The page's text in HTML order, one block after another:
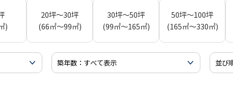
)
20坪～30坪
(66㎡～99㎡)
30坪～50坪
(99㎡～165㎡)
50坪～100坪
(165㎡～330㎡)